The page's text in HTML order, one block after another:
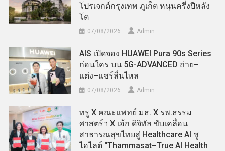
โปรเจกต์กรุงเทพ ภูเก็ต หนุนครึ่งปีหลัง
โต
07/08/2026 Admin
AIS เปิดจอง HUAWEI Pura 90s Series
ก่อนใคร บน 5G-ADVANCED ถ่าย–
แต่ง–แชร์ลื่นไหล
07/08/2026 Admin
ทรู X คณะแพทย์ มธ. X รพ.ธรรม
ศาสตร์ฯ X เอ้ก ดิจิทัล ขับเคลื่อน
สาธารณสุขไทยสู่ Healthcare AI ชู
ไฮไลต์ “Thammasat–True AI Health